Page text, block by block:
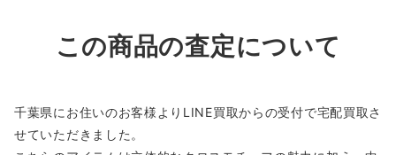
この商品の査定について
千葉県にお住いのお客様よりLINE買取からの受付で宅配買取さ
せていただきました。